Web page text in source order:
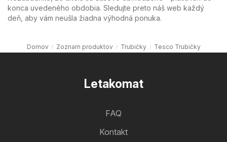
konca uvedeného obdobia. Sledujte preto náš web každý
deň, aby vám neušla žiadna výhodná ponuka.
Domov Zoznam produktov Trubičky Tesco Trubičky
Letakomat
FAQ
Kontakt